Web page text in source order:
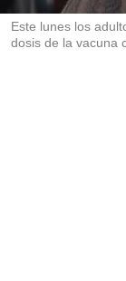
r
Este lunes los
dosis de la vacuna